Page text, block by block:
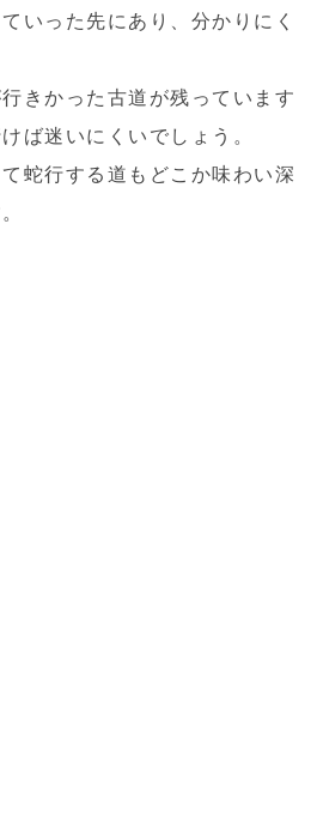
いった先にあり、分かりにく
きかった古道が残っています
ば迷いにくいでしょう。
蛇行する道もどこか味わい深